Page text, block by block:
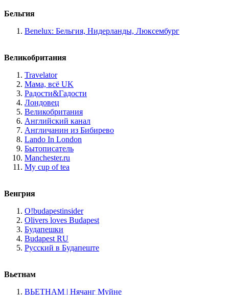
Бельгия
Benelux: Бельгия, Нидерланды, Люксембург
Великобритания
Travelator
Мама, всё UK
Радости&Гадости
Лондовец
Великобритания
Английский канал
Англичанин из Бибирево
Lando In London
Бытописатель
Manchester.ru
My cup of tea
Венгрия
O!budapestinsider
Olivers loves Budapest
Будапешки
Budapest RU
Русский в Будапеште
Вьетнам
ВЬЕТНАМ | Нячанг Муйне